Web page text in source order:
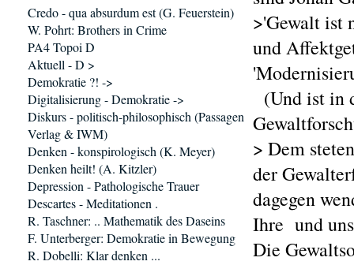
>'Gewalt ist
und
(Und ist in
> Dem
der
dagegen
Ihre und
Die
Credo - qua absurdum est (G. Feuerstein)
W. Pohrt: Brothers in Crime
PA4 Topoi D
Aktuell - D >
Demokratie ?! ->
Digitalisierung - Demokratie ->
Diskurs - politisch-philosophisch (Passagen
Verlag & IWM)
Denken - konspirologisch (K. Meyer)
Denken heilt! (A. Kitzler)
Depression - Pathologische Trauer
Descartes - Meditationen .
R. Taschner: .. Mathematik des Daseins
F. Unterberger: Demokratie in Bewegung
R. Dobelli: Klar denken ...